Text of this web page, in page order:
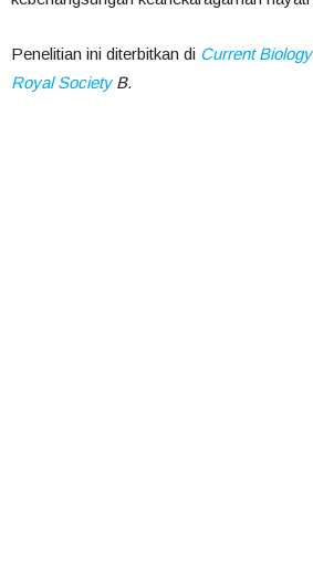
Penelitian ini diterbitkan di Current Biology
Royal SocietyB.